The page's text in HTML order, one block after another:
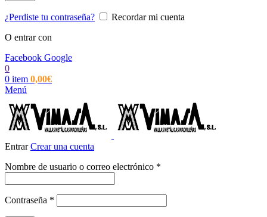
¿Perdiste tu contraseña?
Recordar mi cuenta
O entrar con
Facebook Google
0
0 item 0,00€
Menú
EntrarCrear una cuenta
Nombre de usuario o correo electrónico *
Contraseña *